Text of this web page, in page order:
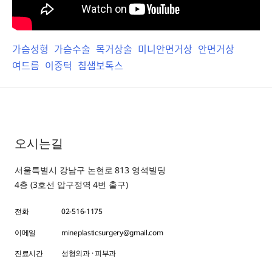
가슴성형 가슴수술 목거상술 미니안면거상 안면거상
여드름 이중턱 침샘보톡스
오시는길
서울특별시 강남구 논현로 813 영석빌딩
4층 (3호선 압구정역 4번 출구)
전화 02-516-1175
이메일 mineplasticsurgery@gmail.com
진료시간
성형외과 · 피부과